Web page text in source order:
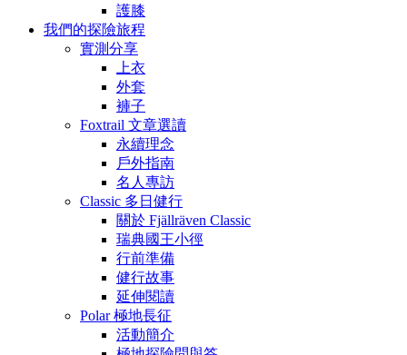
護膝
我們的探險旅程
實測分享
上衣
外套
褲子
Foxtrail 文章選讀
永續理念
戶外指南
名人專訪
Classic 多日健行
關於 Fjällräven Classic
瑞典國王小徑
行前準備
健行故事
延伸閱讀
Polar 極地長征
活動簡介